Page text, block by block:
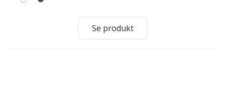
Se produkt